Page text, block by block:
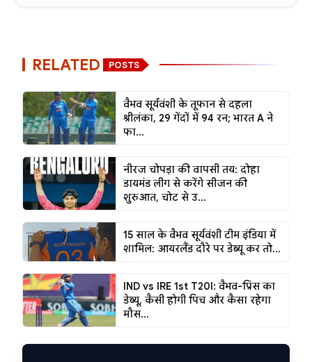
RELATED POSTS
वैभव सूर्यवंशी के तूफान से दहला
श्रीलंका, 29 गेंदों में 94 रन; भारत A ने
फा...
नीरज चोपड़ा की वापसी तय: दोहा
डायमंड लीग से करेंगे सीजन की
शुरुआत, चोट से उ...
15 साल के वैभव सूर्यवंशी टीम इंडिया में
शामिल: आयरलैंड दौरे पर डेब्यू कर तो...
IND vs IRE 1st T20I: वैभव-प्रिंस का
डेब्यू, कैसी होगी पिच और कैसा रहेगा
मौस...